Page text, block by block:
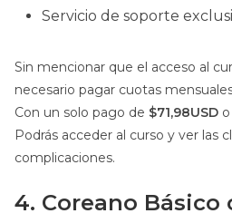
Servicio de soporte
Sin mencionar que el acceso al
necesario pagar cuotas
Con un solo pago de $71,98USD
Podrás acceder al curso y ver las
complicaciones.
4. Coreano Básico